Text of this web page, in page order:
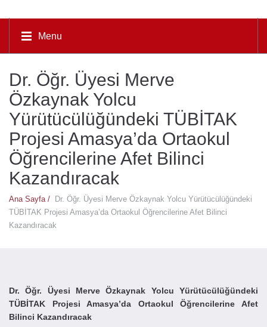
Menu
Dr. Öğr. Üyesi Merve
Özkaynak Yolcu
Yürütücülüğündeki TÜBİTAK
Projesi Amasya’da Ortaokul
Öğrencilerine Afet Bilinci
Kazandıracak
Ana Sayfa /
Dr. Öğr. Üyesi Merve Özkaynak Yolcu Yürütücülüğündeki
TÜBİTAK Projesi Amasya’da Ortaokul Öğrencilerine Afet Bilinci
Kazandıracak
Dr. Öğr. Üyesi Merve Özkaynak Yolcu Yürütücülüğündeki
TÜBİTAK Projesi Amasya’da Ortaokul Öğrencilerine Afet
Bilinci Kazandıracak